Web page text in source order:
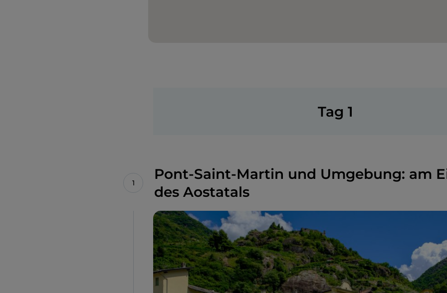
Tag 1
Pont-Saint-Martin und Umgebung: am
des Aostatals